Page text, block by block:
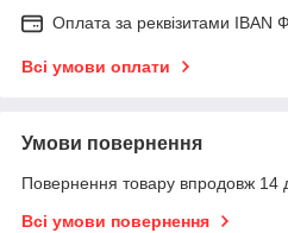
Оплата за реквізитами IBAN
Всі умови оплати
Умови повернення
Повернення товару впродовж 14
Всі умови повернення